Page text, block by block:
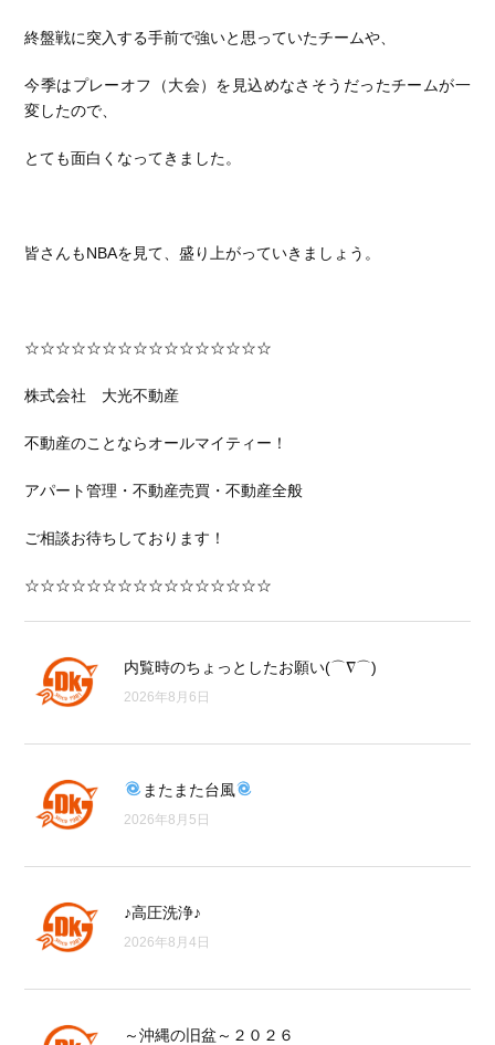
終盤戦に突入する手前で強いと思っていたチームや、
今季はプレーオフ（大会）を見込めなさそうだったチームが一
変したので、
とても面白くなってきました。
皆さんもNBAを見て、盛り上がっていきましょう。
☆☆☆☆☆☆☆☆☆☆☆☆☆☆☆☆
株式会社 大光不動産
不動産のことならオールマイティー！
アパート管理・不動産売買・不動産全般
ご相談お待ちしております！
☆☆☆☆☆☆☆☆☆☆☆☆☆☆☆☆
内覧時のちょっとしたお願い(⌒∇⌒)
2026年8月6日
またまた台風
2026年8月5日
♪高圧洗浄♪
2026年8月4日
～沖縄の旧盆～２０２６